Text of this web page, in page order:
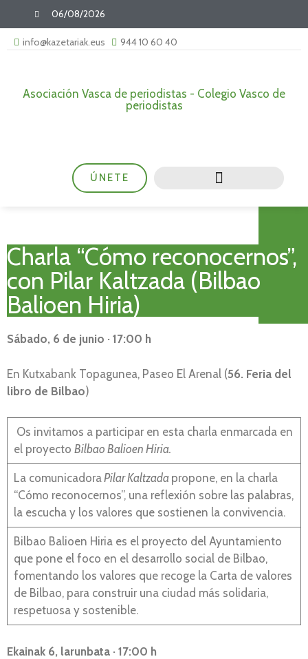
06/08/2026
info@kazetariak.eus 944 10 60 40
Asociación Vasca de periodistas - Colegio Vasco de
periodistas
ÚNETE
Charla “Cómo reconocernos”,
con Pilar Kaltzada (Bilbao
Balioen Hiria)
Sábado, 6 de junio · 17:00 h
En Kutxabank Topagunea, Paseo El Arenal (56. Feria del
libro de Bilbao)
Os invitamos a participar en esta charla enmarcada en
el proyecto Bilbao Balioen Hiria.
La comunicadoraPilar Kaltzada propone, en la charla
“Cómo reconocernos”, una reflexión sobre las palabras,
la escucha y los valores que sostienen la convivencia.
Bilbao Balioen Hiria es el proyecto del Ayuntamiento
que pone el foco en el desarrollo social de Bilbao,
fomentando los valores que recoge la Carta de valores
de Bilbao, para construir una ciudad más solidaria,
respetuosa y sostenible.
Ekainak 6, larunbata · 17:00 h